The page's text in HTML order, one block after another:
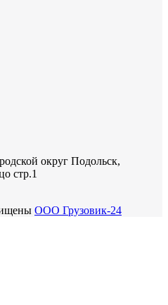
округ Подольск,
стр.1
ООО Грузовик-24